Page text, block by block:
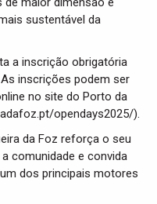
sustentável da
a inscrição obrigatória
inscrições podem ser
no site do Porto da
opendays2025/).
da Foz reforça o seu
comunidade e convida
dos principais motores